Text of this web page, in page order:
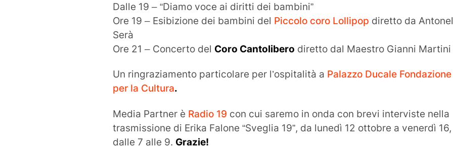
Dalle 19 – “Diamo voce ai diritti dei bambini”
Ore 19 – Esibizione dei bambini del Piccolo coro Lollipop diretto da
Serà
Ore 21 – Concerto del Coro Cantolibero diretto dal Maestro Gianni Martini
Un ringraziamento particolare per l’ospitalità a Palazzo Ducale Fondazione
per la Cultura.
Media Partner è Radio 19 con cui saremo in onda con brevi interviste nella
trasmissione di Erika Falone “Sveglia 19”, da lunedì 12 ottobre a venerdì 16,
dalle 7 alle 9. Grazie!